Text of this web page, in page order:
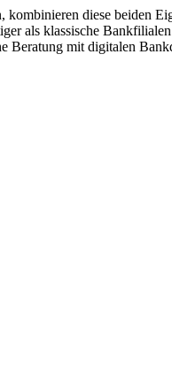
diese beiden
als klassische
Beratung mit digitalen